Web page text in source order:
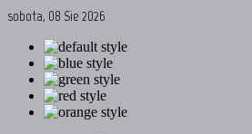
sobota, 08 Sie 2026